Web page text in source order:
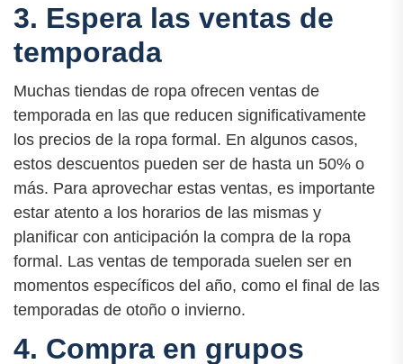
3. Espera las ventas de
temporada
Muchas tiendas de ropa ofrecen ventas de
temporada en las que reducen significativamente
los precios de la ropa formal. En algunos casos,
estos descuentos pueden ser de hasta un 50% o
más. Para aprovechar estas ventas, es importante
estar atento a los horarios de las mismas y
planificar con anticipación la compra de la ropa
formal. Las ventas de temporada suelen ser en
momentos específicos del año, como el final de las
temporadas de otoño o invierno.
4. Compra en grupos